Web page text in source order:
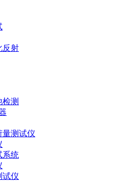
反射
测
量测试仪
系统
试仪